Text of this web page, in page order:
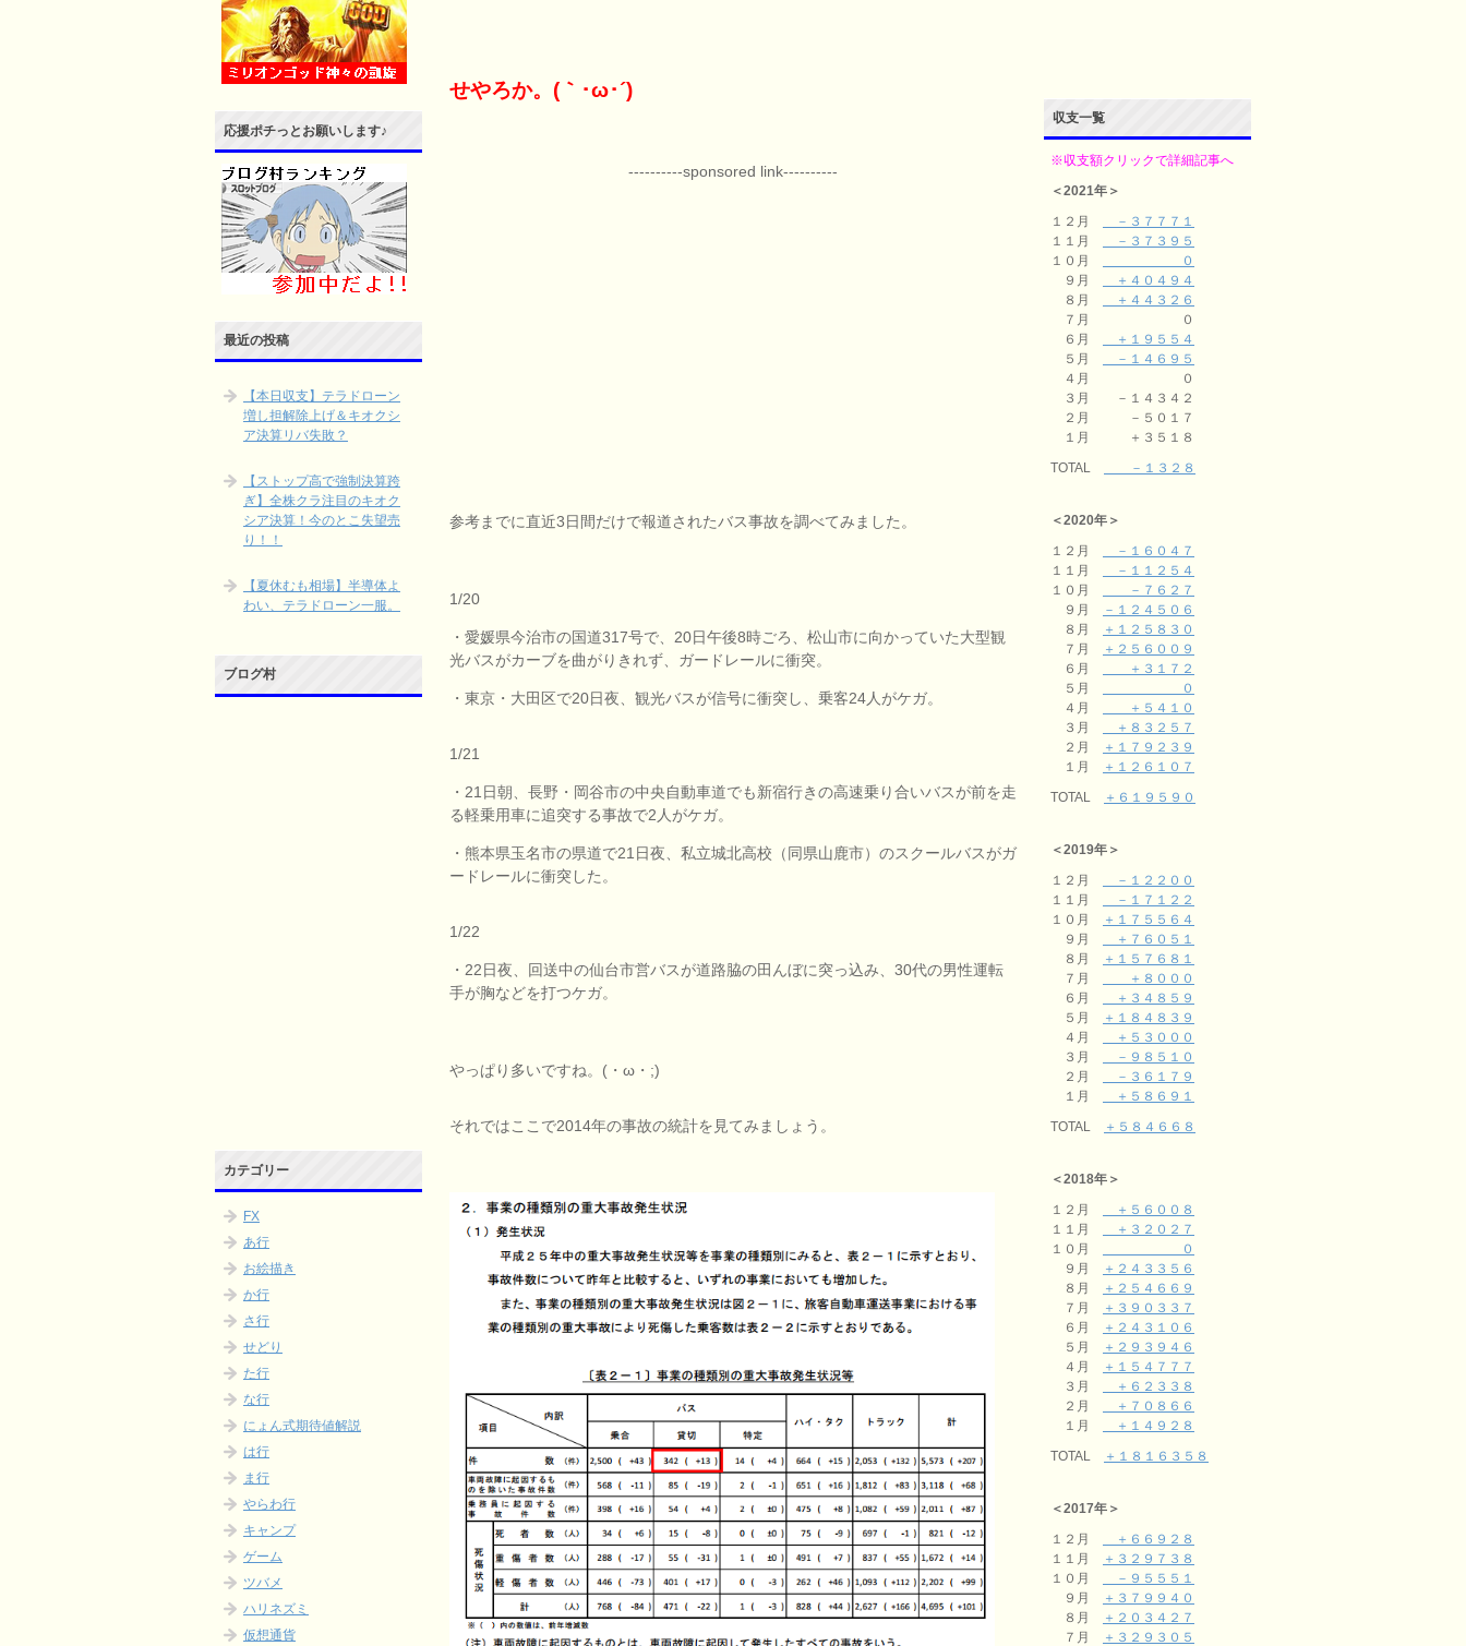
せやろか。(｀･ω･´)
----------sponsored link----------
参考までに直近3日間だけで報道されたバス事故を調べてみました。
1/20
・愛媛県今治市の国道317号で、20日午後8時ごろ、松山市に向かっていた大型観
光バスがカーブを曲がりきれず、ガードレールに衝突。
・東京・大田区で20日夜、観光バスが信号に衝突し、乗客24人がケガ。
1/21
・21日朝、長野・岡谷市の中央自動車道でも新宿行きの高速乗り合いバスが前を走
る軽乗用車に追突する事故で2人がケガ。
・熊本県玉名市の県道で21日夜、私立城北高校（同県山鹿市）のスクールバスがガ
ードレールに衝突した。
1/22
・22日夜、回送中の仙台市営バスが道路脇の田んぼに突っ込み、30代の男性運転
手が胸などを打つケガ。
やっぱり多いですね。(・ω・;)
それではここで2014年の事故の統計を見てみましょう。
応援ポチっとお願いします♪
最近の投稿
【本日収支】テラドローン
増し担解除上げ＆キオクシ
ア決算リバ失敗？
【ストップ高で強制決算跨
ぎ】全株クラ注目のキオク
シア決算！今のとこ失望売
り！！
【夏休むも相場】半導体よ
わい、テラドローン一服。
ブログ村
カテゴリー
FX
あ行
お絵描き
か行
さ行
せどり
た行
な行
にょん式期待値解説
は行
ま行
やらわ行
キャンプ
ゲーム
ツバメ
ハリネズミ
仮想通貨
収支一覧
※収支額クリックで詳細記事へ
＜2021年＞
１２月
－３７７７１
１１月
－３７３９５
１０月
０
９月
＋４０４９４
８月
＋４４３２６
７月 ０
６月
＋１９５５４
５月
－１４６９５
４月 ０
３月 －１４３４２
２月 －５０１７
１月 ＋３５１８
TOTAL
－１３２８
＜2020年＞
１２月
－１６０４７
１１月
－１１２５４
１０月
－７６２７
９月
－１２４５０６
８月
＋１２５８３０
７月
＋２５６００９
６月
＋３１７２
５月
０
４月
＋５４１０
３月
＋８３２５７
２月
＋１７９２３９
１月
＋１２６１０７
TOTAL
＋６１９５９０
＜2019年＞
１２月
－１２２００
１１月
－１７１２２
１０月
＋１７５５６４
９月
＋７６０５１
８月
＋１５７６８１
７月
＋８０００
６月
＋３４８５９
５月
＋１８４８３９
４月
＋５３０００
３月
－９８５１０
２月
－３６１７９
１月
＋５８６９１
TOTAL
＋５８４６６８
＜2018年＞
１２月
＋５６００８
１１月
＋３２０２７
１０月
０
９月
＋２４３３５６
８月
＋２５４６６９
７月
＋３９０３３７
６月
＋２４３１０６
５月
＋２９３９４６
４月
＋１５４７７７
３月
＋６２３３８
２月
＋７０８６６
１月
＋１４９２８
TOTAL
＋１８１６３５８
＜2017年＞
１２月
＋６６９２８
１１月
＋３２９７３８
１０月
－９５５５１
９月
＋３７９９４０
８月
＋２０３４２７
７月
＋３２９３０５